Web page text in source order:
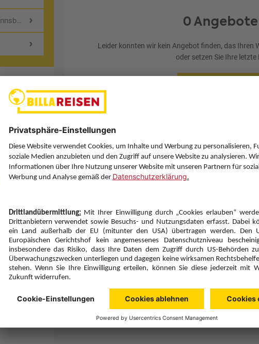
Ljubljana/Laibach
Betten
0
Leider konnten wir kein Angebot finden, das Ihren
oder setzen Sie Ihre
Letzten Filter
Sie haben eine Frage? Wir helfen Ihnen gerne